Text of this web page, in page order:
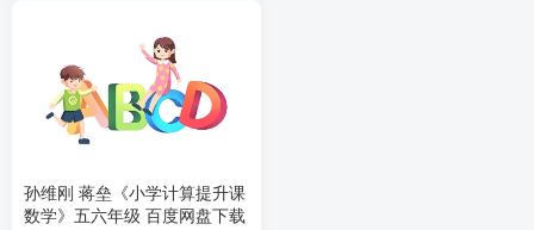
孙维刚 蒋垒《小学计算提升课
数学》五六年级 百度网盘下载